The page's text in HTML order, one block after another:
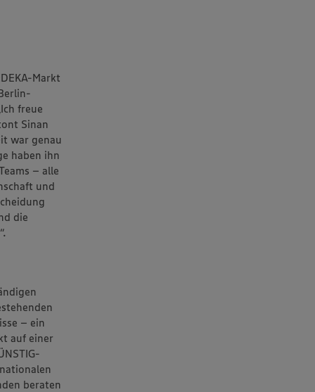
Markt
freue
Sinan
war genau
haben ihn
– alle
und
die
– ein
auf einer
beraten